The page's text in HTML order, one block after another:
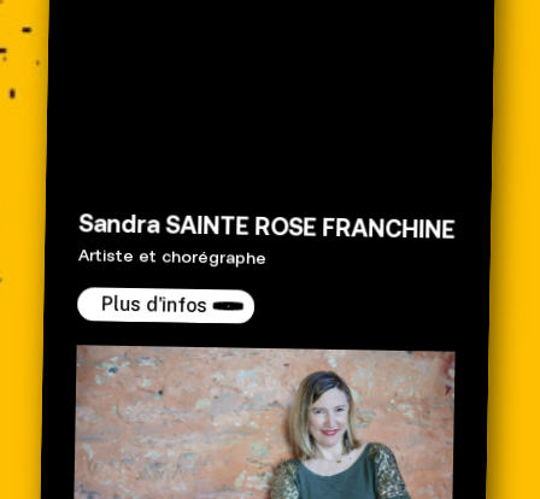
Sandra SAINTE ROSE FRANCHINE
Artiste et chorégraphe
Plus d'infos